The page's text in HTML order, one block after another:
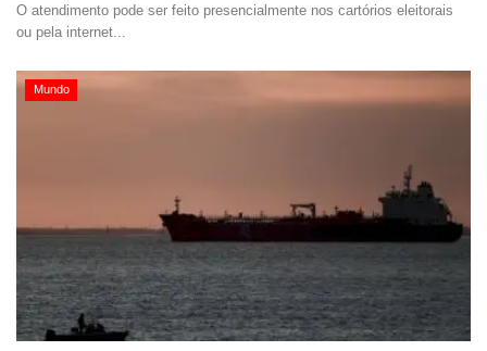
O atendimento pode ser feito presencialmente nos cartórios eleitorais
ou pela internet...
Mundo